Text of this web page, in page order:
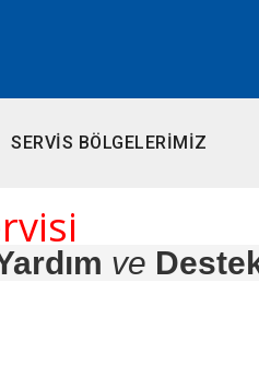
SERVİS BÖLGELERİMİZ
ve